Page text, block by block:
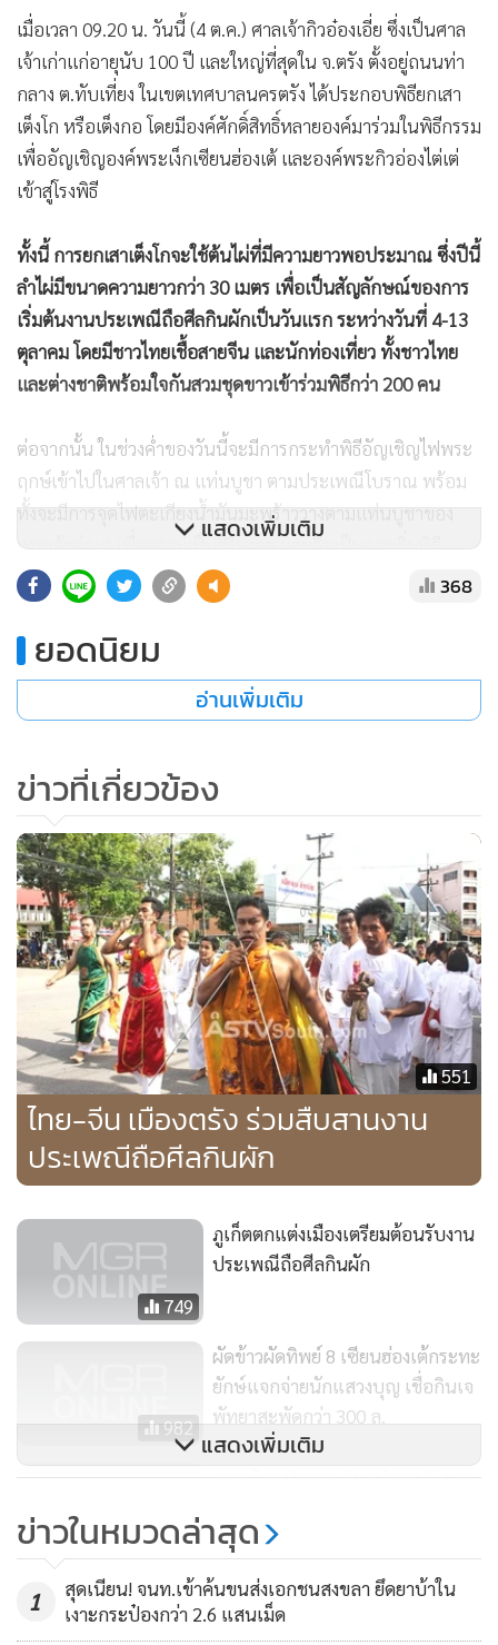
เมื่อเวลา 09.20 น. วันนี้ (4 ต.ค.) ศาลเจ้ากิวอ๋องเอี่ย ซึ่งเป็นศาล
เจ้าเก่าแก่อายุนับ 100 ปี และใหญ่ที่สุดใน จ.ตรัง ตั้งอยู่ถนนท่า
กลาง ต.ทับเที่ยง ในเขตเทศบาลนครตรัง ได้ประกอบพิธียกเสา
เต็งโก หรือเต็งกอ โดยมีองค์ศักดิ์สิทธิ์หลายองค์มาร่วมในพิธีกรรม
เพื่ออัญเชิญองค์พระเง็กเซียนฮ่องเต้ และองค์พระกิวอ่องไต่เต่
เข้าสู่โรงพิธี
ทั้งนี้ การยกเสาเต็งโกจะใช้ต้นไผ่ที่มีความยาวพอประมาณ ซึ่งปีนี้
ลำไผ่มีขนาดความยาวกว่า 30 เมตร เพื่อเป็นสัญลักษณ์ของการ
เริ่มต้นงานประเพณีถือศีลกินผักเป็นวันแรก ระหว่างวันที่ 4-13
ตุลาคม โดยมีชาวไทยเชื้อสายจีน และนักท่องเที่ยว ทั้งชาวไทย
และต่างชาติพร้อมใจกันสวมชุดขาวเข้าร่วมพิธีกว่า 200 คน
ต่อจากนั้น ในช่วงค่ำของวันนี้จะมีการกระทำพิธีอัญเชิญไฟพระ
ฤกษ์เข้าไปในศาลเจ้า ณ แท่นบูชา ตามประเพณีโบราณ พร้อม
ทั้งจะมีการจุดไฟตะเกียงน้ำมันมะพร้าววางตามแท่นบูชาของ
เทพเจ้าต่างๆ เพื่อความเป็นสิริมงคล และถือเป็นการเริ่มพิธี
ถือศีลกินผักที่สมบูรณ์
เช่นเดียวกับที่ศาลเจ้าพ่อหมื่นราม ซึ่งเป็นศาลเจ้าเก่าแก่ที่มีความ
ศักดิ์สิทธิ์อีกแห่งหนึ่ง ตั้งอยู่บนถนนรัษฎา ต.ทับเที่ยง ในเขต
เทศบาลนครตรัง ก็ได้ประกอบพิธียกเสาเต็งโกพร้อมกัน โดยมี
เป็นจำนวนมาก
แสดงเพิ่มเติม
368
ยอดนิยม
อ่านเพิ่มเติม
ข่าวที่เกี่ยวข้อง
551
ไทย-จีน เมืองตรัง ร่วมสืบสานงาน
ประเพณีถือศีลกินผัก
749
ภูเก็ตตกแต่งเมืองเตรียมต้อนรับงาน
ประเพณีถือศีลกินผัก
982
ผัดข้าวผัดทิพย์ 8 เซียนฮ่องเต้กระทะ
ยักษ์แจกจ่ายนักแสวงบุญ เชื่อกินเจ
พัทยาสะพัดกว่า 300 ล.
6,319
เซรามิกแปลกตา “นาปางคูน” ขาย
แสดงเพิ่มเติม
ข่าวในหมวดล่าสุด
1
สุดเนียน! จนท.เข้าค้นขนส่งเอกชนสงขลา ยึดยาบ้าใน
เงาะกระป๋องกว่า 2.6 แสนเม็ด